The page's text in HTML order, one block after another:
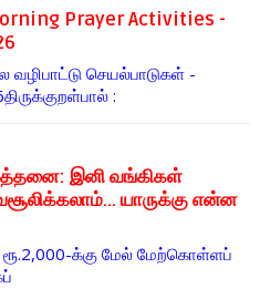
Prayer Activities -
வழிபாட்டு செயல்பாடுகள் -
:
இனி வங்கிகள்
யாருக்கு என்ன
ரூ.2,000-க்கு மேல் மேற்​கொள்​ளப்​